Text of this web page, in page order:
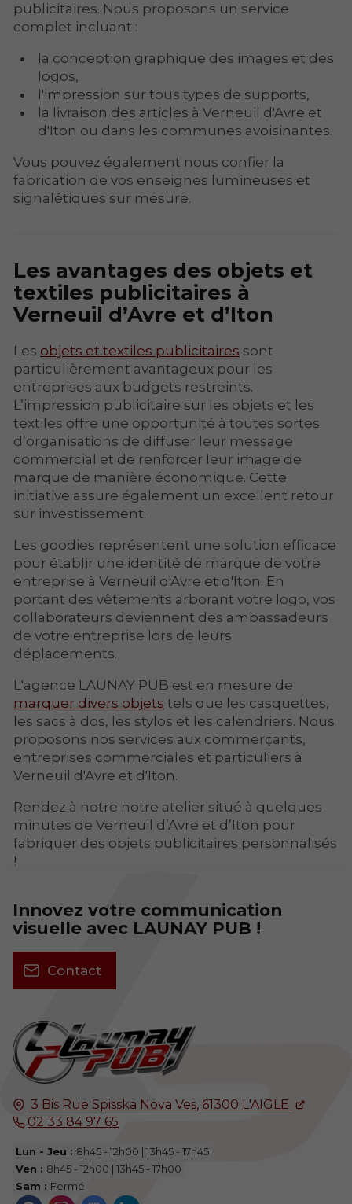
publicitaires. Nous proposons un service
complet incluant :
la conception graphique des images et des
logos,
l'impression sur tous types de supports,
la livraison des articles à Verneuil d'Avre et
d'Iton ou dans les communes avoisinantes.
Vous pouvez également nous confier la
fabrication de vos enseignes lumineuses et
signalétiques sur mesure.
Les avantages des objets et
textiles publicitaires à
Verneuil d’Avre et d’Iton
Les objets et textiles publicitaires sont
particulièrement avantageux pour les
entreprises aux budgets restreints.
L’impression publicitaire sur les objets et les
textiles offre une opportunité à toutes sortes
d’organisations de diffuser leur message
commercial et de renforcer leur image de
marque de manière économique. Cette
initiative assure également un excellent retour
sur investissement.
Les goodies représentent une solution efficace
pour établir une identité de marque de votre
entreprise à Verneuil d'Avre et d'Iton. En
portant des vêtements arborant votre logo, vos
collaborateurs deviennent des ambassadeurs
de votre entreprise lors de leurs
déplacements.
L'agence LAUNAY PUB est en mesure de
marquer divers objets tels que les casquettes,
les sacs à dos, les stylos et les calendriers. Nous
proposons nos services aux commerçants,
entreprises commerciales et particuliers à
Verneuil d'Avre et d'Iton.
Rendez à notre notre atelier situé à quelques
minutes de Verneuil d’Avre et d’Iton pour
fabriquer des objets publicitaires personnalisés
!
3 Bis Rue Spisska Nova Ves, 61300 L'AIGLE
02 33 84 97 65
Lun - Jeu : 8h45 - 12h00 | 13h45 - 17h45
Ven : 8h45 - 12h00 | 13h45 - 17h00
Sam : Fermé
Innovez votre communication
visuelle avec LAUNAY PUB !
Contact